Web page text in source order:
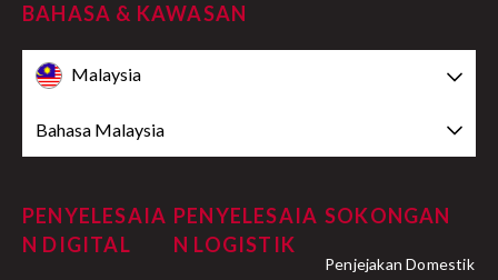
BAHASA & KAWASAN
Malaysia
Bahasa Malaysia
PENYELESAIA
N DIGITAL
PENYELESAIA
N LOGISTIK
SOKONGAN
Penjejakan Domestik